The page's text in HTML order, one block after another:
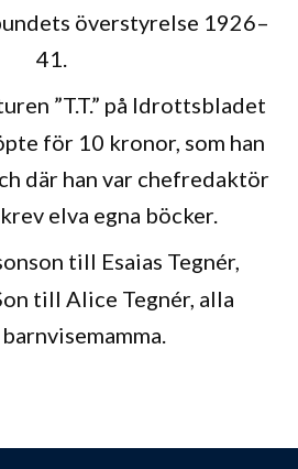
överstyrelse 1926–
41.
”T.T.” på Idrottsbladet
för 10 kronor, som han
där han var chefredaktör
elva egna böcker.
till Esaias Tegnér,
till Alice Tegnér, alla